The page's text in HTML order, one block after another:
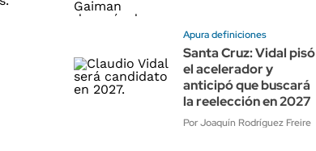
Apura definiciones
Santa Cruz: Vidal pisó
el acelerador y
anticipó que buscará
la reelección en 2027
Por Joaquín Rodríguez Freire